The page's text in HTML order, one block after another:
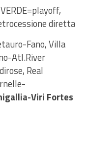
diretta
Fano, Villa
Atl.River
Real
Viri Fortes